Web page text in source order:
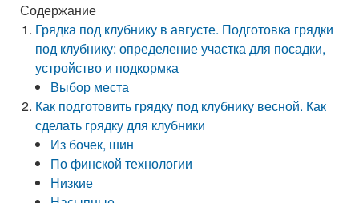
Содержание
Грядка под клубнику в августе. Подготовка грядки
под клубнику: определение участка для посадки,
устройство и подкормка
Выбор места
Как подготовить грядку под клубнику весной. Как
сделать грядку для клубники
Из бочек, шин
По финской технологии
Низкие